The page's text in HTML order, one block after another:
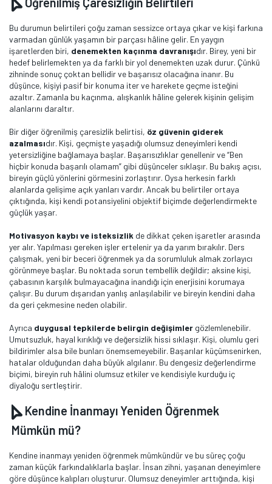
Bu durumun belirtileri çoğu zaman sessizce ortaya çıkar ve kişi farkına
varmadan günlük yaşamın bir parçası hâline gelir. En yaygın
işaretlerden biri, denemekten kaçınma davranışıdır. Birey, yeni bir
hedef belirlemekten ya da farklı bir yol denemekten uzak durur. Çünkü
zihninde sonuç çoktan bellidir ve başarısız olacağına inanır. Bu
düşünce, kişiyi pasif bir konuma iter ve harekete geçme isteğini
azaltır. Zamanla bu kaçınma, alışkanlık hâline gelerek kişinin gelişim
alanlarını daraltır.
Bir diğer öğrenilmiş çaresizlik belirtisi, öz güvenin giderek
azalmasıdır. Kişi, geçmişte yaşadığı olumsuz deneyimleri kendi
yetersizliğine bağlamaya başlar. Başarısızlıklar genellenir ve “Ben
hiçbir konuda başarılı olamam” gibi düşünceler sıklaşır. Bu bakış açısı,
bireyin güçlü yönlerini görmesini zorlaştırır. Oysa herkesin farklı
alanlarda gelişime açık yanları vardır. Ancak bu belirtiler ortaya
çıktığında, kişi kendi potansiyelini objektif biçimde değerlendirmekte
güçlük yaşar.
Motivasyon kaybı ve isteksizlik de dikkat çeken işaretler arasında
yer alır. Yapılması gereken işler ertelenir ya da yarım bırakılır. Ders
çalışmak, yeni bir beceri öğrenmek ya da sorumluluk almak zorlayıcı
görünmeye başlar. Bu noktada sorun tembellik değildir; aksine kişi,
çabasının karşılık bulmayacağına inandığı için enerjisini korumaya
çalışır. Bu durum dışarıdan yanlış anlaşılabilir ve bireyin kendini daha
da geri çekmesine neden olabilir.
Ayrıca duygusal tepkilerde belirgin değişimler gözlemlenebilir.
Umutsuzluk, hayal kırıklığı ve değersizlik hissi sıklaşır. Kişi, olumlu geri
bildirimler alsa bile bunları önemsemeyebilir. Başarılar küçümsenirken,
hatalar olduğundan daha büyük algılanır. Bu dengesiz değerlendirme
biçimi, bireyin ruh hâlini olumsuz etkiler ve kendisiyle kurduğu iç
diyaloğu sertleştirir.
Kendine İnanmayı Yeniden Öğrenmek
Mümkün mü?
Kendine inanmayı yeniden öğrenmek mümkündür ve bu süreç çoğu
zaman küçük farkındalıklarla başlar. İnsan zihni, yaşanan deneyimlere
göre düşünce kalıpları oluşturur. Olumsuz deneyimler arttığında, kişi